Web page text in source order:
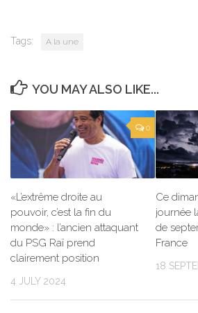
Tags: A la une
YOU MAY ALSO LIKE...
0
«L’extrême droite au
pouvoir, c’est la fin du
monde» : l’ancien attaquant
du PSG Raï prend
clairement position
4 JULY 2024
Ce
journée
de
France
18